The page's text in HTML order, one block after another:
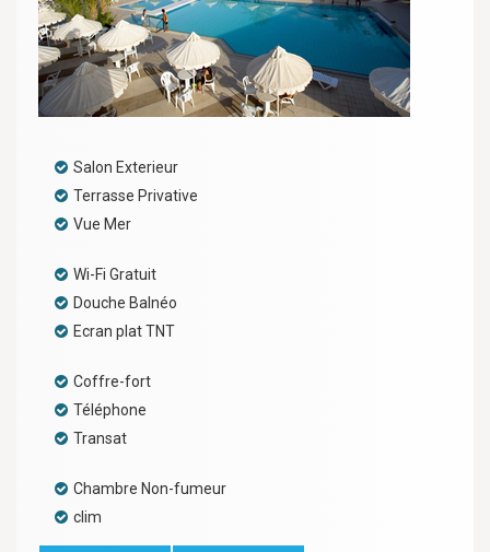
Salon Exterieur
Terrasse Privative
Vue Mer
Wi-Fi Gratuit
Douche Balnéo
Ecran plat TNT
Coffre-fort
Téléphone
Transat
Chambre Non-fumeur
clim